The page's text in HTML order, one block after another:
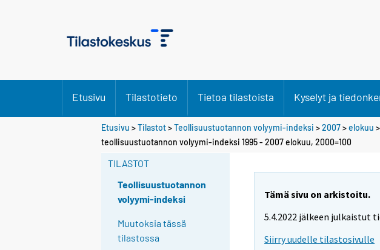
Etusivu Tilastotieto Tietoa tilastoista Kyselyt ja
Etusivu >Tilastot>Teollisuustuotannon volyymi-indeksi >2007>elokuu
teollisuustuotannon volyymi-indeksi 1995 - 2007 elokuu, 2000=100
TILASTOT
Teollisuustuotannon
volyymi-indeksi
Muutoksia tässä
tilastossa
Tämä sivu on arkistoitu.
5.4.2022 jälkeen julkaistut
Siirry uudelle tilastosivulle